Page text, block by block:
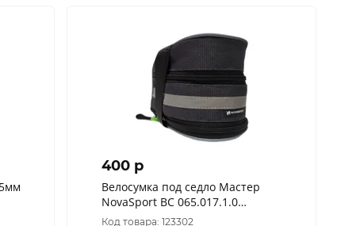
400 p
Велосумка под седло Мастер
NovaSport ВС 065.017.1.0
большая (Серый)
Код товара: 123302